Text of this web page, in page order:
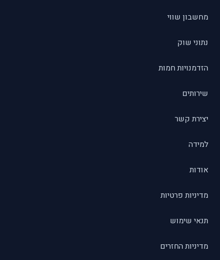
מחשבון שווי
נתוני שוק
הזדמנויות חמות
שירותים
יצירת קשר
למידה
אודות
מדיניות פרטיות
תנאי שימוש
מדיניות החזרים